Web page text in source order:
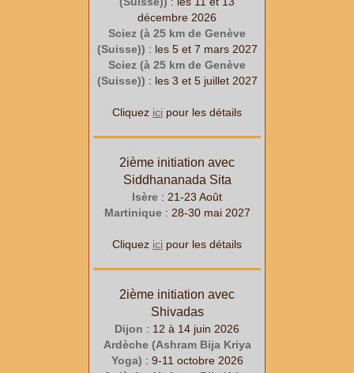
décembre 2026
Sciez (à 25 km de Genève
(Suisse)) : les 5 et 7 mars 2027
Sciez (à 25 km de Genève
(Suisse)) : les 3 et 5 juillet 2027
Cliquez ici pour les détails
2ième initiation avec
Siddhananada Sita
Isère : 21-23 Août
Martinique: 28-30 mai 2027
Cliquez ici pour les détails
2ième initiation avec
Shivadas
Dijon : 12 à 14 juin 2026
Ardèche (Ashram Bija Kriya
Yoga) : 9-11 octobre 2026